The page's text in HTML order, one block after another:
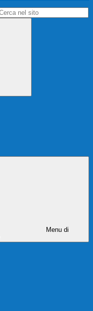
Menu di